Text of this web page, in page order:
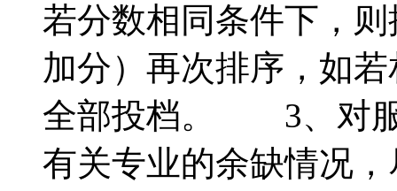
若分数相同条件下，
加分）再次排序，如
全部投档。 3、对服
有关专业的余缺情况